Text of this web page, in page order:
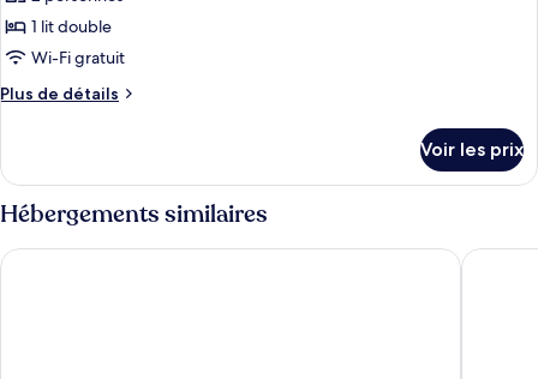
ce
type
chambre :
Classique
1 lit double
Wi-Fi gratuit
Plus de détails
Plus
le
type
de
chambre
Chambre
Voir les prix
Hébergements similaires
River Haven Hotel The